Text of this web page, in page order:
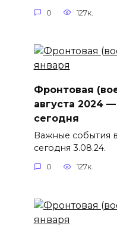
0 127к.
Фронтовая
августа 2024
сегодня
Важные события
сегодня 3.08.24.
0 127к.